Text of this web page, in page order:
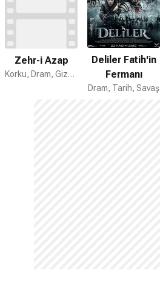
Zehr-i Azap
Korku, Dram, Gizem
Deliler Fatih'in
Fermanı
Dram, Tarih, Savaş